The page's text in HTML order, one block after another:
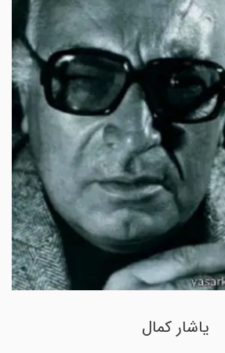
یاشار کمال